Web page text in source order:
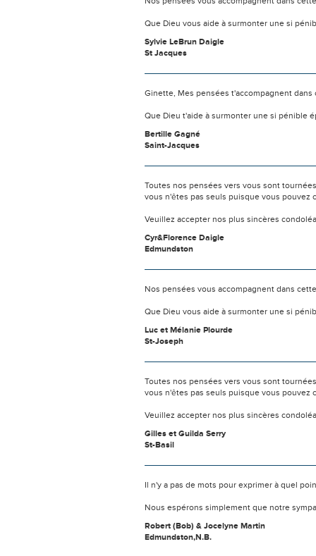
Que Dieu vous aide à surmonter une si
Sylvie LeBrun Daigle
St Jacques
Ginette, Mes pensées t'accompagnent dans
Que Dieu t'aide à surmonter une si pénible
Bertille Gagné
Saint-Jacques
Toutes nos pensées vers vous sont
vous n'êtes pas seuls puisque vous pouvez
Veuillez accepter nos plus sincères
Cyr&Florence Daigle
Edmundston
Nos pensées vous accompagnent dans
Que Dieu vous aide à surmonter une si
Luc et Mélanie Plourde
St-Joseph
Toutes nos pensées vers vous sont
vous n'êtes pas seuls puisque vous pouvez
Veuillez accepter nos plus sincères
Gilles et Guilda Serry
St-Basil
Il n'y a pas de mots pour exprimer à quel
Nous espérons simplement que notre
Robert (Bob) & Jocelyne Martin
Edmundston,N.B.